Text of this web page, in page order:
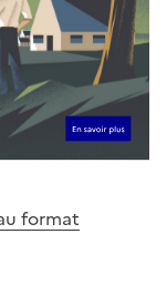
format